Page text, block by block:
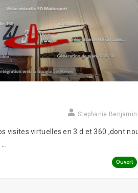
Stephanie Benjamin
visites virtuelles en 3 d et 360 ,dont
Ouvert